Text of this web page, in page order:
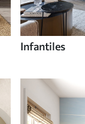
Infantiles